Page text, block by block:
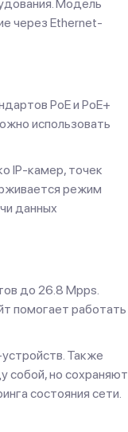
Модель
через Ethernet-
PoE и PoE+
использовать
IP-камер, точек
режим
данных
до 26.8 Mpps.
помогает работать
Также
собой, но сохраняют
состояния сети.